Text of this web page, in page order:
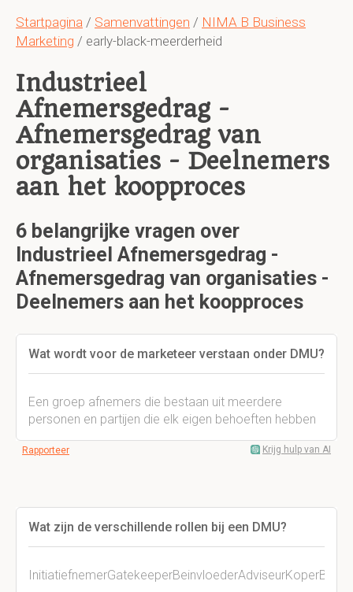
Startpagina / Samenvattingen / NIMA B Business
Marketing / early-black-meerderheid
Industrieel
Afnemersgedrag -
Afnemersgedrag van
organisaties - Deelnemers
aan het koopproces
6 belangrijke vragen over
Industrieel Afnemersgedrag -
Afnemersgedrag van organisaties -
Deelnemers aan het koopproces
Wat wordt voor de marketeer verstaan onder DMU?
Een groep afnemers die bestaan uit meerdere
personen en partijen die elk eigen behoeften hebben
Rapporteer Krijg hulp van AI
Wat zijn de verschillende rollen bij een DMU?